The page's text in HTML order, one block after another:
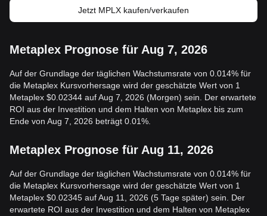
Jetzt MPLX kaufen/verkaufen
Metaplex Prognose für Aug 7, 2026
Auf der Grundlage der täglichen Wachstumsrate von 0.014% für
die Metaplex Kursvorhersage wird der geschätzte Wert von 1
Metaplex $0.02344 auf Aug 7, 2026 (Morgen) sein. Der erwartete
ROI aus der Investition und dem Halten von Metaplex bis zum
Ende von Aug 7, 2026 beträgt 0.01%.
Metaplex Prognose für Aug 11, 2026
Auf der Grundlage der täglichen Wachstumsrate von 0.014% für
die Metaplex Kursvorhersage wird der geschätzte Wert von 1
Metaplex $0.02345 auf Aug 11, 2026 (5 Tage später) sein. Der
erwartete ROI aus der Investition und dem Halten von Metaplex